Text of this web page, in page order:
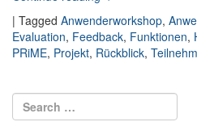
| Tagged Anwenderworkshop,
Evaluation, Feedback, Funktionen,
PRiME, Projekt, Rückblick,
Post navigation
Search for: